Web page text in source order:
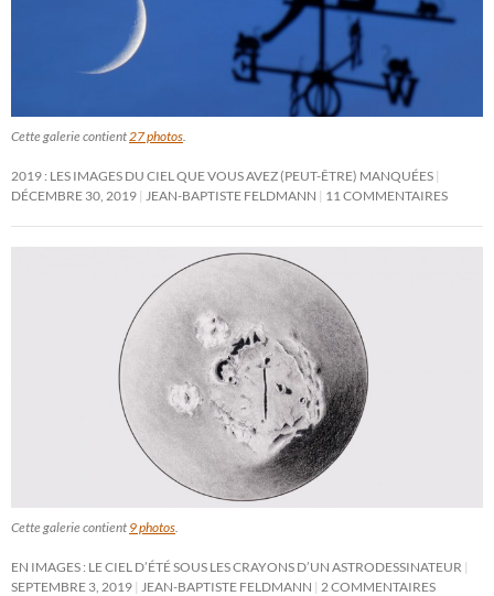
Cette galerie contient 27 photos
2019 : LES IMAGES DU CIEL QUE VOUS AVEZ (PEUT-ÊTRE) MANQUÉES
DÉCEMBRE 30, 2019
JEAN-BAPTISTE FELDMANN 11 COMMENTAIRES
Cette galerie contient 9 photos
EN IMAGES : LE CIEL D’ÉTÉ SOUS LES CRAYONS D’UN ASTRODESSINATEUR
SEPTEMBRE 3, 2019
JEAN-BAPTISTE FELDMANN 2 COMMENTAIRES